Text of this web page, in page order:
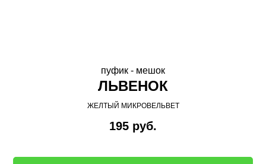
пуфик - мешок
ЛЬВЕНОК
ЖЕЛТЫЙ МИКРОВЕЛЬВЕТ
195 руб.